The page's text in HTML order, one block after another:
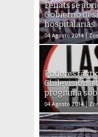
Fenats se
Gobierno
hospitalarias
04 Agosto 2014
Poderes
Chilevisión a
programa
04 Agosto 2014